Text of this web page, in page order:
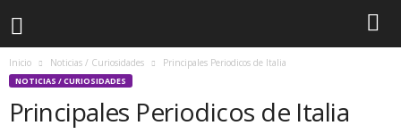
Inicio Noticias / Curiosidades Principales Periodicos de Italia
NOTICIAS / CURIOSIDADES
Principales Periodicos de Italia